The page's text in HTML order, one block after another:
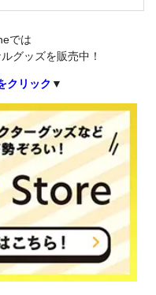
では
グッズを販売中！
クリック ▼